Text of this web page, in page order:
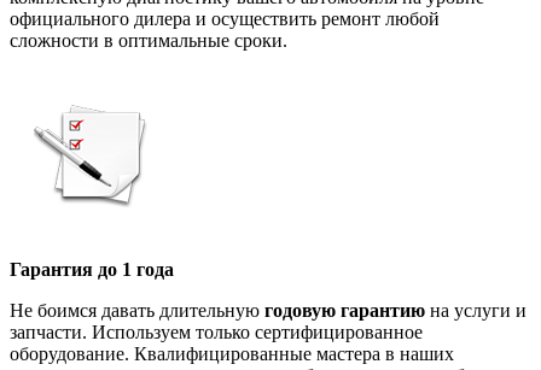
официального дилера и осуществить ремонт любой
сложности в оптимальные сроки.
Гарантия до 1 года
Не боимся давать длительную годовую гарантию на услуги и
запчасти. Используем только сертифицированное
оборудование. Квалифицированные мастера в наших